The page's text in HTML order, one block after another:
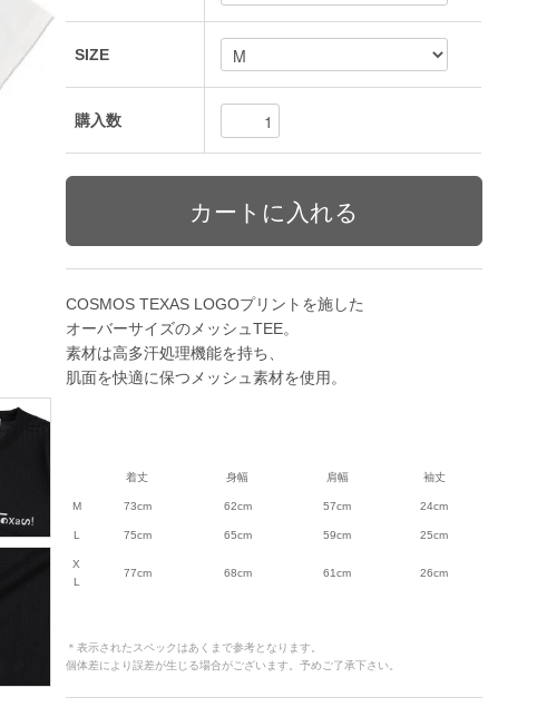
SIZE
購入数
COSMOS TEXAS LOGOプリントを施した
オーバーサイズのメッシュTEE。
素材は高多汗処理機能を持ち、
肌面を快適に保つメッシュ素材を使用。
着丈 身幅 肩幅 袖丈
M 73cm 62cm 57cm 24cm
L 75cm 65cm 59cm 25cm
X
L
77cm 68cm 61cm 26cm
＊表示されたスペックはあくまで参考となります。
個体差により誤差が生じる場合がございます。予めご了承下さい。